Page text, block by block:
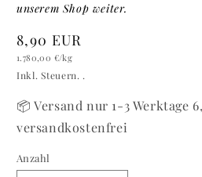
unserem Shop weiter.
Normaler
Preis
8,90 EUR
Grundpreis
1.780,00 €/kg
Inkl. Steuern. .
📦 Versand nur 1-3 Werktage
versandkostenfrei
Anzahl
Anzahl